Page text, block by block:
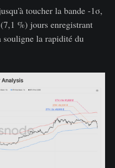
toucher la bande -1σ,
%) jours enregistrant
souligne la rapidité du